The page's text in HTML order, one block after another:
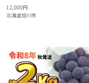
12,000円
北海道旭川市